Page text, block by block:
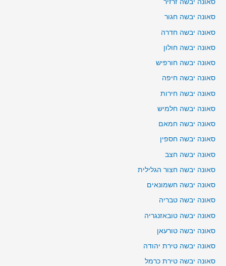
סאונה יבשה זרזיר
סאונה יבשה חגור
סאונה יבשה חדרה
סאונה יבשה חולון
סאונה יבשה חורפיש
סאונה יבשה חיפה
סאונה יבשה חירות
סאונה יבשה חלמיש
סאונה יבשה חמאם
סאונה יבשה חספין
סאונה יבשה חצב
סאונה יבשה חצור הגלילית
סאונה יבשה חשמונאים
סאונה יבשה טבריה
סאונה יבשה טובאזנגריה
סאונה יבשה טורעאן
סאונה יבשה טירת יהודה
סאונה יבשה טירת כרמל